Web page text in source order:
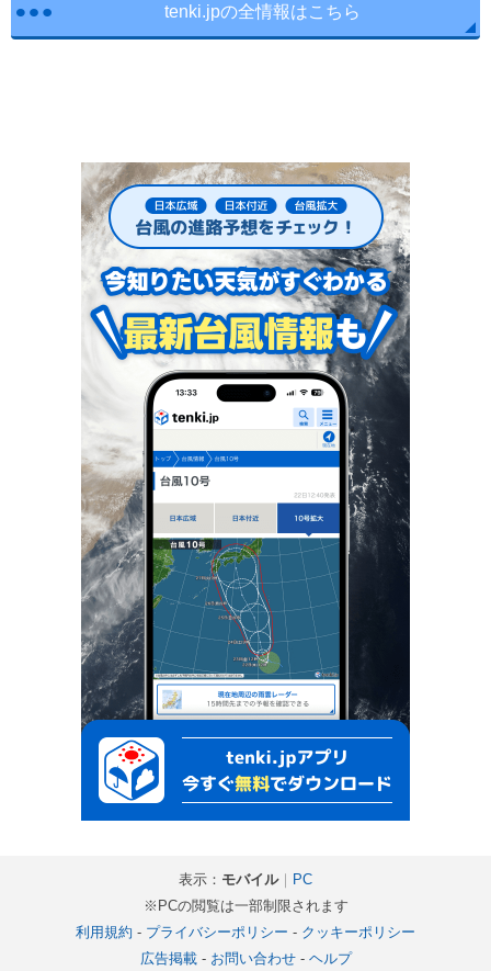
tenki.jpの全情報はこちら
表示： モバイル｜ PC
※PCの閲覧は一部制限されます
利用規約 - プライバシーポリシー - クッキーポリシー
広告掲載- お問い合わせ- ヘルプ